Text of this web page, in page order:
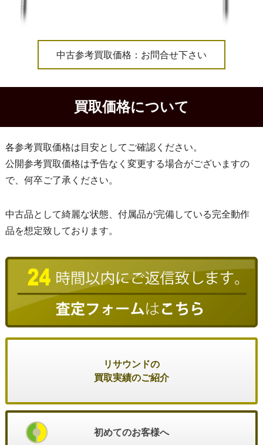
中古参考買取価格：お問合せ下さい
買取価格について
各参考買取価格は目安としてご確認ください。
公開参考買取価格は予告なく変更する場合がございますの
で、何卒ご了承ください。
中古品として綺麗な状態、付属品が完備している完全動作
品を想定致しております。
リサウンドの
買取実績のご紹介
初めてのお客様へ